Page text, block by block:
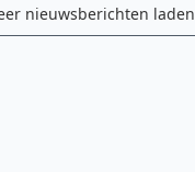
nieuwsberichten laden